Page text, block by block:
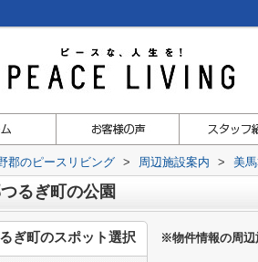
郡のピースリビング > 周辺施設案内 > 美
るぎ町の公園
※物件情報の周辺
ぎ町のスポット選択